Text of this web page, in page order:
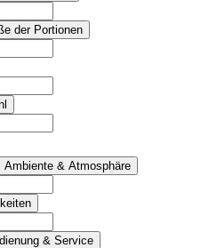
der Portionen
Ambiente & Atmosphäre
& Service